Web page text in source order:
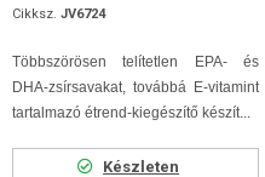
Cikksz. JV6724
Többszörösen telítetlen EPA- és
DHA-zsírsavakat, továbbá E-vitamint
tartalmazó étrend-kiegészítő készít...
Készleten